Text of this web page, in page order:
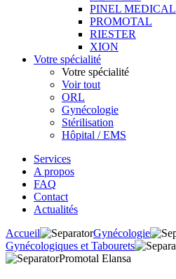
PINEL MEDICAL
PROMOTAL
RIESTER
XION
Votre spécialité
Votre spécialité
Voir tout
ORL
Gynécologie
Stérilisation
Hôpital / EMS
Services
A propos
FAQ
Contact
Actualités
Accueil
Gynécologie
Gynécologiques et Tabourets
Promotal Elansa